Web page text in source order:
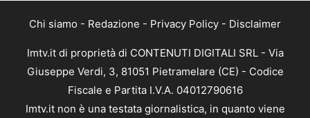
Chi siamo - Redazione - Privacy Policy - Disclaimer
Imtv.it di proprietà di CONTENUTI DIGITALI SRL - Via
Giuseppe Verdi, 3, 81051 Pietramelare (CE) - Codice
Fiscale e Partita I.V.A. 04012790616
Imtv.it non è una testata giornalistica, in quanto viene